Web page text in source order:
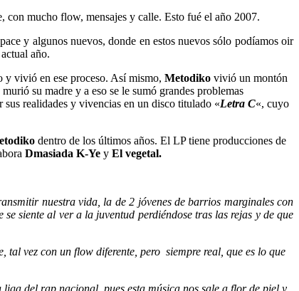
con mucho flow, mensajes y calle. Esto fué el año 2007.
y algunos nuevos, donde en estos nuevos sólo podíamos oir
año.
y vivió en ese proceso. Así mismo, Metodiko vivió un montón
su madre y a eso se le sumó grandes problemas
sus realidades y vivencias en un disco titulado «Letra C«, cuyo
dentro de los últimos años. El LP tiene producciones de
Dmasiada K-Ye y El vegetal.
nuestra vida, la de 2 jóvenes de barrios marginales con
siente al ver a la juventud perdiéndose tras las rejas y de que
tal vez con un flow diferente, pero siempre real, que es lo que
liga del rap nacional, pues esta música nos sale a flor de piel y